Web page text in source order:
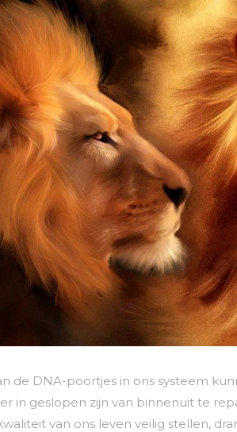
de DNA-poortjes in ons systeem
in geslopen zijn van binnenuit te
van ons leven veilig stellen,